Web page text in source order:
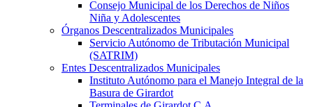
Consejo Municipal de los Derechos de Niños
Niña y Adolescentes
Órganos Descentralizados Municipales
Servicio Autónomo de Tributación Municipal
(SATRIM)
Entes Descentralizados Municipales
Instituto Autónomo para el Manejo Integral de la
Basura de Girardot